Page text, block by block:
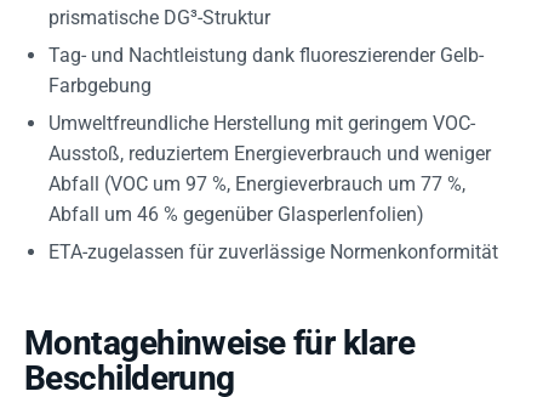
prismatische DG³-Struktur
Tag- und Nachtleistung dank fluoreszierender Gelb-
Farbgebung
Umweltfreundliche Herstellung mit geringem VOC-
Ausstoß, reduziertem Energieverbrauch und weniger
Abfall (VOC um 97 %, Energieverbrauch um 77 %,
Abfall um 46 % gegenüber Glasperlenfolien)
ETA-zugelassen für zuverlässige Normenkonformität
Montagehinweise für klare
Beschilderung